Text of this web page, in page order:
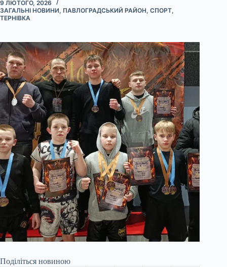
9 ЛЮТОГО, 2026
ЗАГАЛЬНІ НОВИНИ, ПАВЛОГРАДСЬКИЙ РАЙОН, СПОРТ,
ТЕРНІВКА
Поділіться новиною